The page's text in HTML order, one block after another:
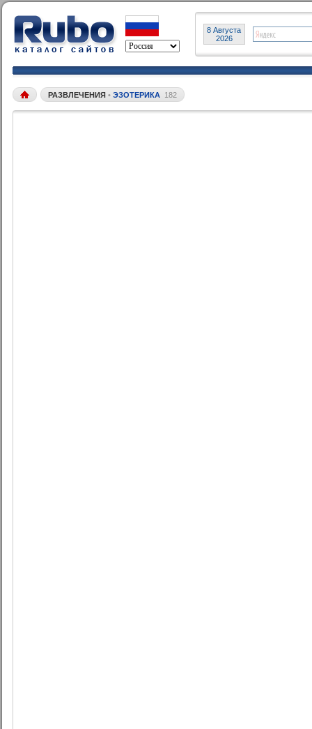
8 Августа
2026
РАЗВЛЕЧЕНИЯ • ЭЗОТЕРИКА 182